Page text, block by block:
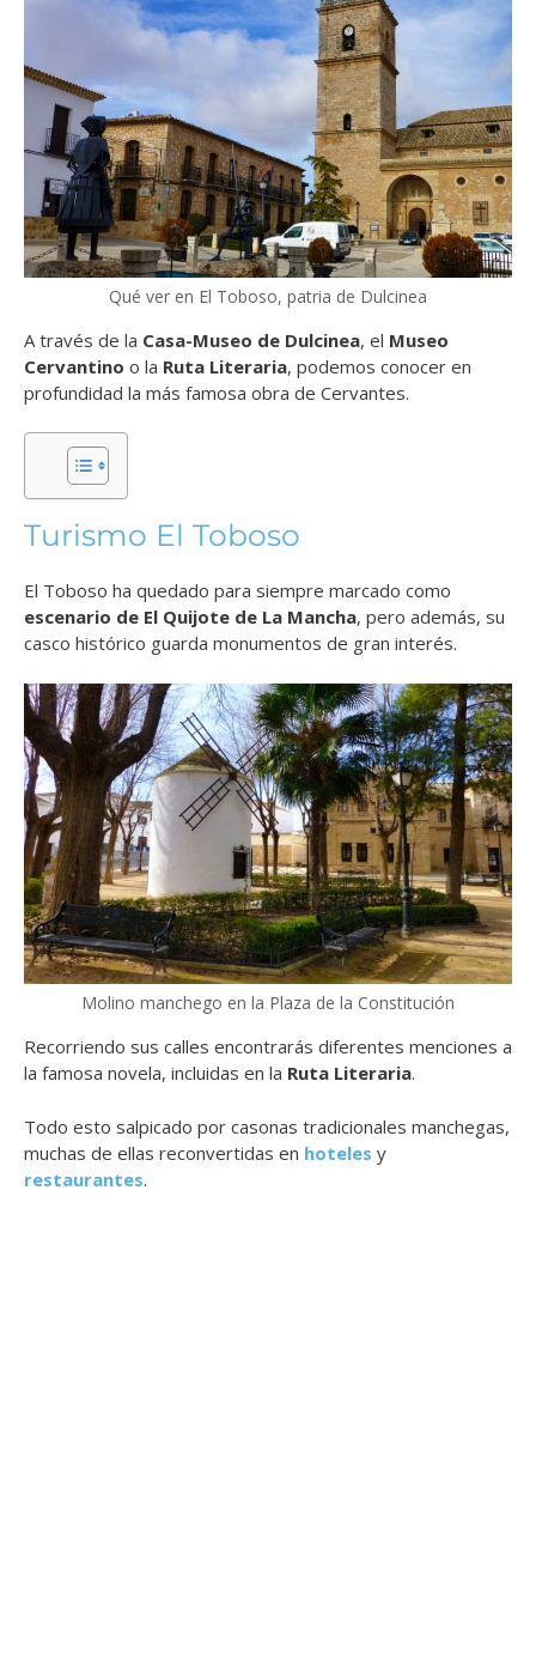
Qué ver en El Toboso, patria de Dulcinea
A través de la Casa-Museo de Dulcinea, el Museo
Cervantino o la Ruta Literaria, podemos conocer en
profundidad la más famosa obra de Cervantes.
Turismo El Toboso
El Toboso ha quedado para siempre marcado como
escenario de El Quijote de La Mancha, pero además, su
casco histórico guarda monumentos de gran interés.
Molino manchego en la Plaza de la Constitución
Recorriendo sus calles encontrarás diferentes menciones a
la famosa novela, incluidas en la Ruta Literaria.
Todo esto salpicado por casonas tradicionales manchegas,
muchas de ellas reconvertidas en hoteles y
restaurantes.